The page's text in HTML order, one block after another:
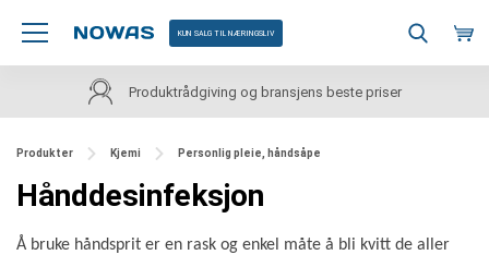
KUN SALG TIL NÆRINGSLIV
Produktrådgiving og bransjens beste priser
Produkter Kjemi Personlig pleie, håndsåpe
Hånddesinfeksjon
Å bruke håndsprit er en rask og enkel måte å bli kvitt de aller